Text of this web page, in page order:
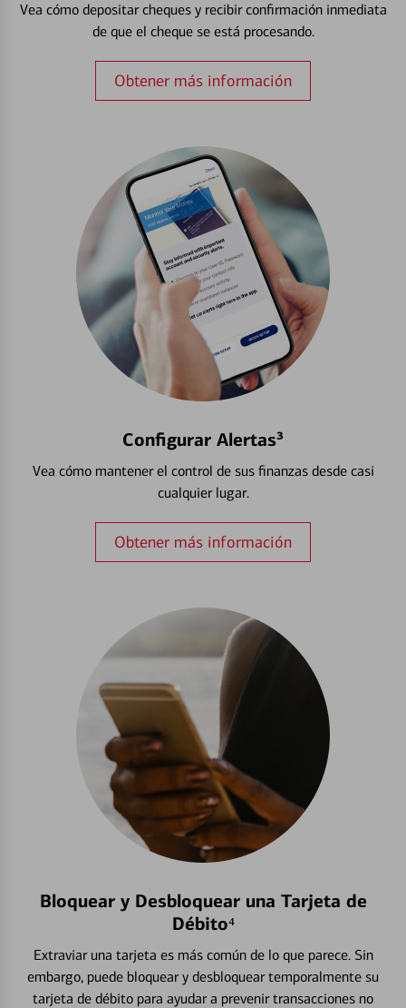
Vea cómo depositar cheques y recibir confirmación inmediata
de que el cheque se está procesando.
Obtener más información
Configurar Alertas³
Vea cómo mantener el control de sus finanzas desde casi
cualquier lugar.
Obtener más información
Bloquear y Desbloquear una Tarjeta de
Débito⁴
Extraviar una tarjeta es más común de lo que parece. Sin
embargo, puede bloquear y desbloquear temporalmente su
tarjeta de débito para ayudar a prevenir transacciones no